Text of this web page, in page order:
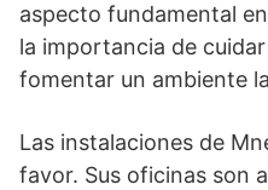
aspecto fundamental
la importancia de
fomentar un ambiente
Las instalaciones de
favor. Sus oficinas son